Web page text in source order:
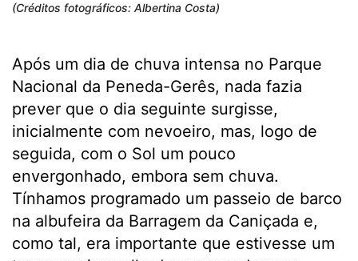
(Créditos fotográficos: Albertina Costa)
Após um dia de chuva intensa no Parque
Nacional da Peneda-Gerês, nada fazia
prever que o dia seguinte surgisse,
inicialmente com nevoeiro, mas, logo de
seguida, com o Sol um pouco
envergonhado, embora sem chuva.
Tínhamos programado um passeio de barco
na albufeira da Barragem da Caniçada e,
como tal, era importante que estivesse um